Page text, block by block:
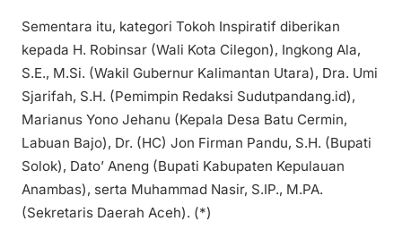
Sementara itu, kategori Tokoh Inspiratif diberikan
kepada H. Robinsar (Wali Kota Cilegon), Ingkong Ala,
S.E., M.Si. (Wakil Gubernur Kalimantan Utara), Dra. Umi
Sjarifah, S.H. (Pemimpin Redaksi Sudutpandang.id),
Marianus Yono Jehanu (Kepala Desa Batu Cermin,
Labuan Bajo), Dr. (HC) Jon Firman Pandu, S.H. (Bupati
Solok), Dato’ Aneng (Bupati Kabupaten Kepulauan
Anambas), serta Muhammad Nasir, S.IP., M.PA.
(Sekretaris Daerah Aceh). (*)